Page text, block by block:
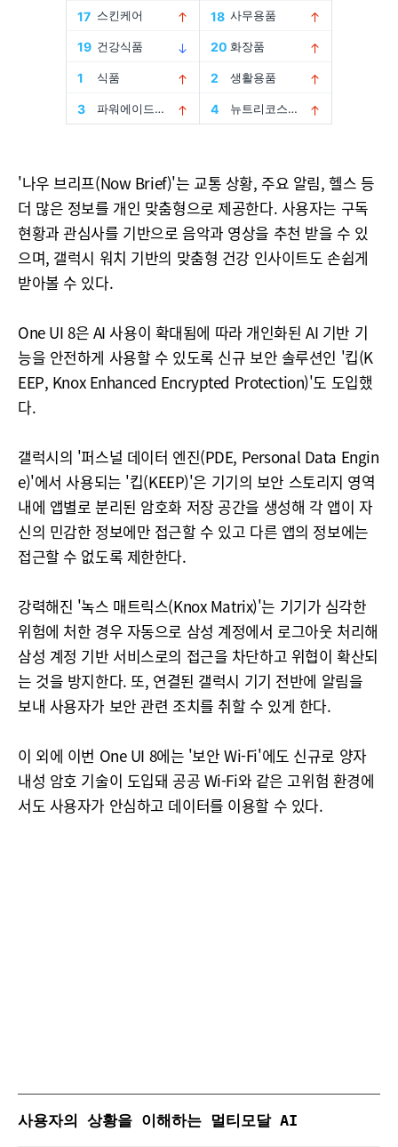
'나우 브리프(Now Brief)'는 교통 상황, 주요 알림, 헬스 등
더 많은 정보를 개인 맞춤형으로 제공한다. 사용자는 구독
현황과 관심사를 기반으로 음악과 영상을 추천 받을 수 있
으며, 갤럭시 워치 기반의 맞춤형 건강 인사이트도 손쉽게
받아볼 수 있다.
One UI 8은 AI 사용이 확대됨에 따라 개인화된 AI 기반 기
능을 안전하게 사용할 수 있도록 신규 보안 솔루션인 '킵(K
EEP, Knox Enhanced Encrypted Protection)'도 도입했
다.
갤럭시의 '퍼스널 데이터 엔진(PDE, Personal Data Engin
e)'에서 사용되는 '킵(KEEP)'은 기기의 보안 스토리지 영역
내에 앱별로 분리된 암호화 저장 공간을 생성해 각 앱이 자
신의 민감한 정보에만 접근할 수 있고 다른 앱의 정보에는
접근할 수 없도록 제한한다.
강력해진 '녹스 매트릭스(Knox Matrix)'는 기기가 심각한
위험에 처한 경우 자동으로 삼성 계정에서 로그아웃 처리해
삼성 계정 기반 서비스로의 접근을 차단하고 위협이 확산되
는 것을 방지한다. 또, 연결된 갤럭시 기기 전반에 알림을
보내 사용자가 보안 관련 조치를 취할 수 있게 한다.
이 외에 이번 One UI 8에는 '보안 Wi-Fi'에도 신규로 양자
내성 암호 기술이 도입돼 공공 Wi-Fi와 같은 고위험 환경에
서도 사용자가 안심하고 데이터를 이용할 수 있다.
사용자의 상황을 이해하는 멀티모달 AI